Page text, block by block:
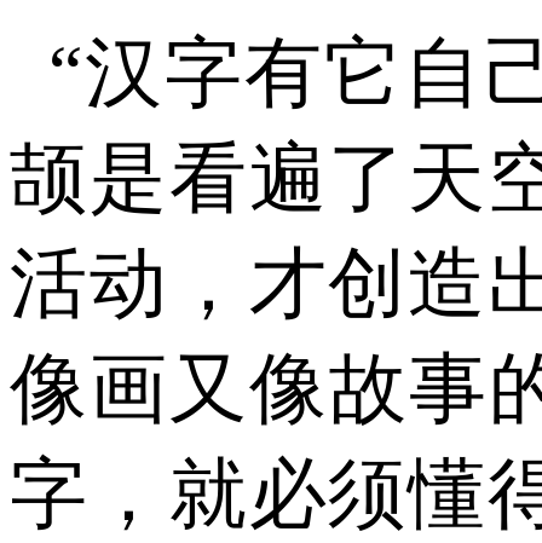
“汉字有它自
颉是看遍了天
活动，才创造
像画又像故事
字，就必须懂